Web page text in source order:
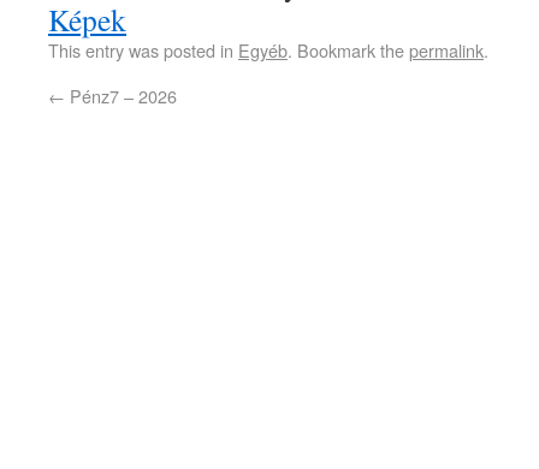
Képek
This entry was posted in Egyéb. Bookmark thepermalink.
← Pénz7 – 2026